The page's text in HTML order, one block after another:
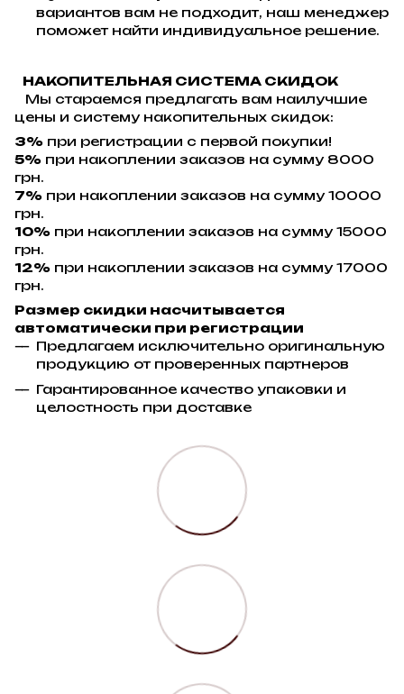
вариантов вам не подходит, наш менеджер
поможет найти индивидуальное решение.
НАКОПИТЕЛЬНАЯ СИСТЕМА СКИДОК
Мы стараемся предлагать вам наилучшие
цены и систему накопительных скидок:
3% при регистрации с первой покупки!
5% при накоплении заказов на сумму 8000
грн.
7% при накоплении заказов на сумму 10000
грн.
10% при накоплении заказов на сумму 15000
грн.
12% при накоплении заказов на сумму 17000
грн.
Размер скидки насчитывается
автоматически при регистрации
Предлагаем исключительно оригинальную
продукцию от проверенных партнеров
Гарантированное качество упаковки и
целостность при доставке